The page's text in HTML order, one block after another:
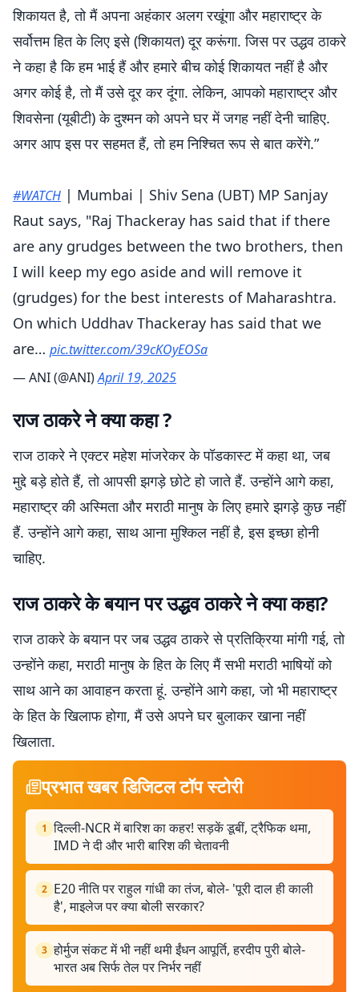
शिकायत है, तो मैं अपना अहंकार अलग रखूंगा और महाराष्ट्र के
सर्वोत्तम हित के लिए इसे (शिकायत) दूर करूंगा. जिस पर उद्धव ठाकरे
ने कहा है कि हम भाई हैं और हमारे बीच कोई शिकायत नहीं है और
अगर कोई है, तो मैं उसे दूर कर दूंगा. लेकिन, आपको महाराष्ट्र और
शिवसेना (यूबीटी) के दुश्मन को अपने घर में जगह नहीं देनी चाहिए.
अगर आप इस पर सहमत हैं, तो हम निश्चित रूप से बात करेंगे.”
#WATCH | Mumbai | Shiv Sena (UBT) MP Sanjay
Raut says, "Raj Thackeray has said that if there
are any grudges between the two brothers, then
I will keep my ego aside and will remove it
(grudges) for the best interests of Maharashtra.
On which Uddhav Thackeray has said that we
are… pic.twitter.com/39cKOyEOSa
— ANI (@ANI)April 19, 2025
राज ठाकरे ने क्या कहा ?
राज ठाकरे ने एक्टर महेश मांजरेकर के पॉडकास्ट में कहा था, जब
मुद्दे बड़े होते हैं, तो आपसी झगड़े छोटे हो जाते हैं. उन्होंने आगे कहा,
महाराष्ट्र की अस्मिता और मराठी मानुष के लिए हमारे झगड़े कुछ नहीं
हैं. उन्होंने आगे कहा, साथ आना मुश्किल नहीं है, इस इच्छा होनी
चाहिए.
राज ठाकरे के बयान पर उद्धव ठाकरे ने क्या कहा?
राज ठाकरे के बयान पर जब उद्धव ठाकरे से प्रतिक्रिया मांगी गई, तो
उन्होंने कहा, मराठी मानुष के हित के लिए मैं सभी मराठी भाषियों को
साथ आने का आवाहन करता हूं. उन्होंने आगे कहा, जो भी महाराष्ट्र
के हित के खिलाफ होगा, मैं उसे अपने घर बुलाकर खाना नहीं
खिलाता.
प्रभात खबर डिजिटल टॉप स्टोरी
1 दिल्ली-NCR में बारिश का कहर! सड़कें डूबीं, ट्रैफिक थमा,
IMD ने दी और भारी बारिश की चेतावनी
2 E20 नीति पर राहुल गांधी का तंज, बोले- 'पूरी दाल ही काली
है', माइलेज पर क्या बोली सरकार?
3 होर्मुज संकट में भी नहीं थमी ईंधन आपूर्ति, हरदीप पुरी बोले-
भारत अब सिर्फ तेल पर निर्भर नहीं